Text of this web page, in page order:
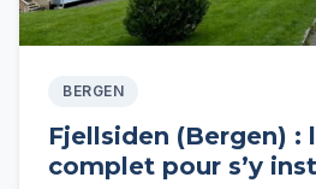
BERGEN
Fjellsiden (Bergen) :
complet pour s’y